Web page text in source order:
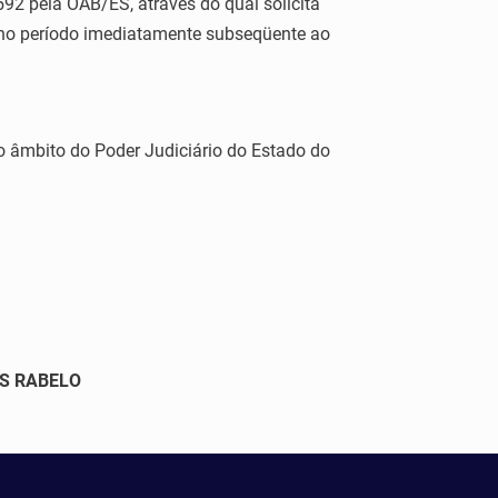
período imediatamente subseqüente ao
âmbito do Poder Judiciário do Estado do
RABELO